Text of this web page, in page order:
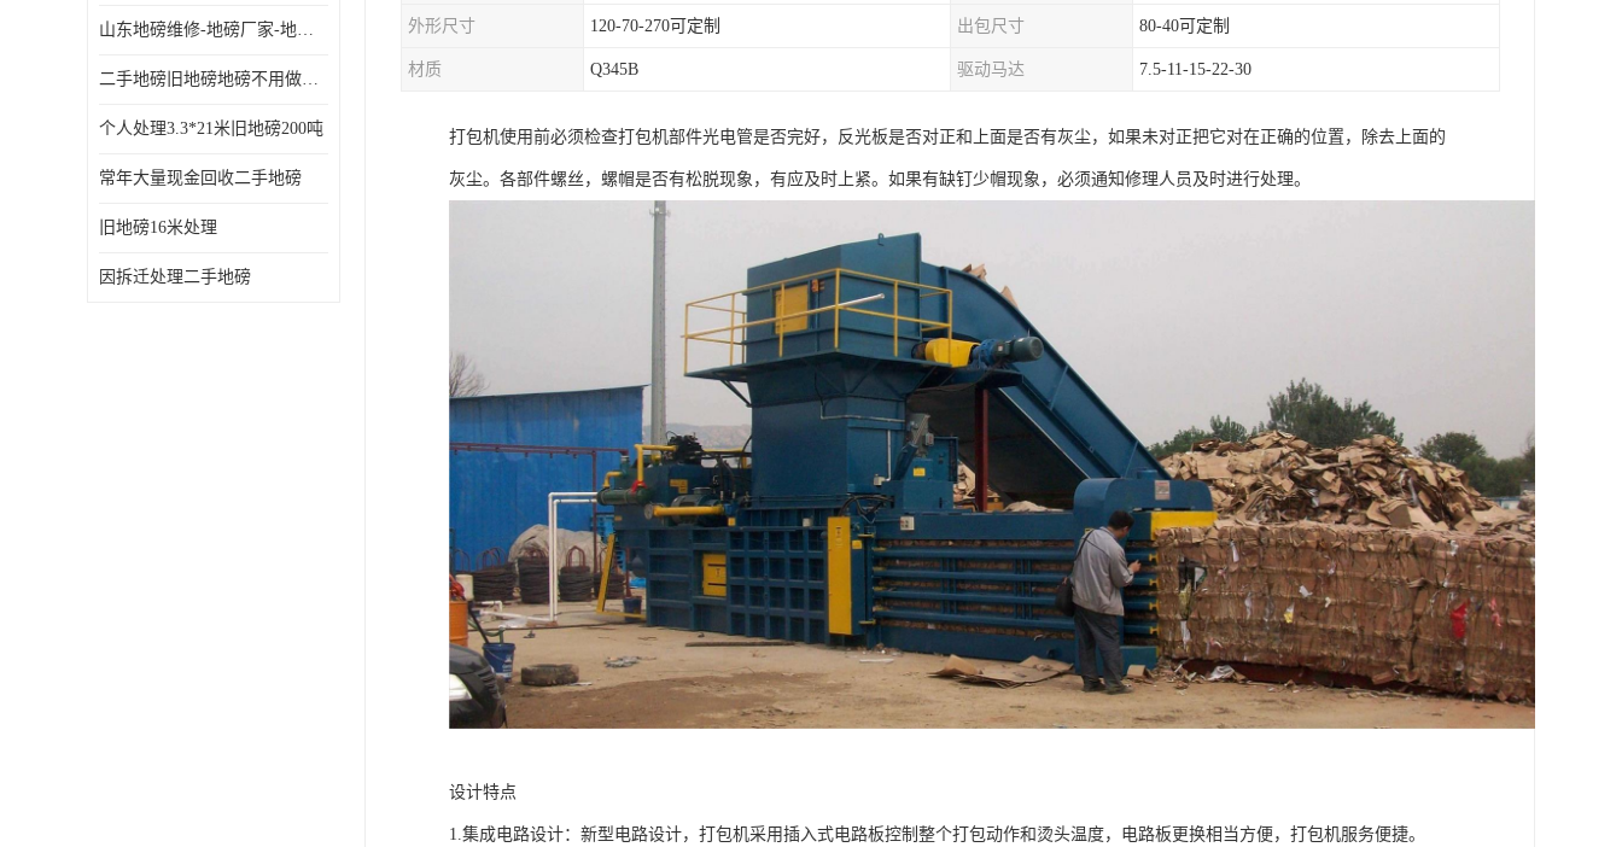
山东地磅维修-地磅厂家-地磅价格-二手地磅
二手地磅旧地磅地磅不用做地基
个人处理3.3*21米旧地磅200吨
常年大量现金回收二手地磅
旧地磅16米处理
因拆迁处理二手地磅
外形尺寸 120-70-270可定制 出包尺寸 80-40可定制
材质 Q345B 驱动马达 7.5-11-15-22-30
打包机使用前必须检查打包机部件光电管是否完好，反光板是否对正和上面是否有灰尘，如果未对正把它对在正确的位置，除去上面的
灰尘。各部件螺丝，螺帽是否有松脱现象，有应及时上紧。如果有缺钉少帽现象，必须通知修理人员及时进行处理。
设计特点
1.集成电路设计：新型电路设计，打包机采用插入式电路板控制整个打包动作和烫头温度，电路板更换相当方便，打包机服务便捷。